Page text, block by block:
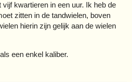
kwartieren in een uur. Ik heb de
zitten in de tandwielen, boven
hierin zijn gelijk aan de wielen
een enkel kaliber.